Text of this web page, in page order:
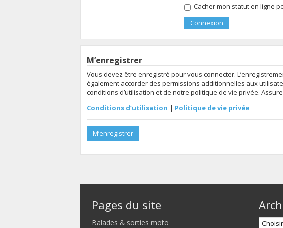
Cacher mon statut en ligne
M’enregistrer
Vous devez être enregistré pour vous connecter.
également accorder des permissions additionnelles aux
conditions d’utilisation et de notre politique de vie privée.
Conditions d’utilisation | Politique de vie privée
M’enregistrer
Pages du site
Balades & sorties moto